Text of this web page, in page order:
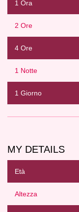
1 Ora
2 Ore
4 Ore
1 Notte
1 Giorno
MY DETAILS
Età
Altezza